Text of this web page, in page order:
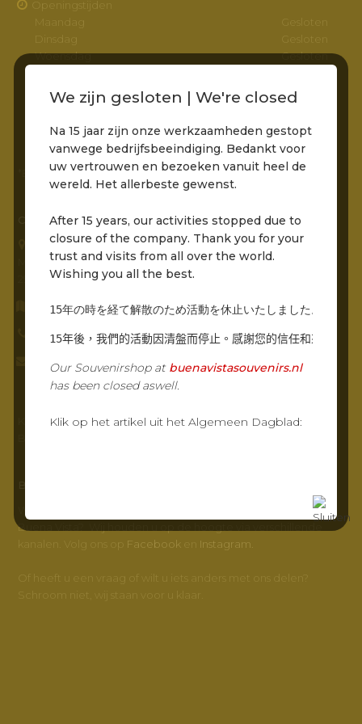
Openingstijden
Maandag
Gesloten
Dinsdag
Gesloten
Woensdag
Gesloten
Vrijdag
11:00 – 22:00
Zaterdag
11:00 – 22:00
*Entree via het pad naar de molens is bereikbaar
CONTACTGEGEVENS
Grandcafé Buena Vista B.V.
Molenstraat 230
2961 AR, Kinderdijk
Routebeschrijving opvragen
0786912485
info@grandcafebuenavista.nl
KvK-nr: 23032217
Wilt u meer weten en op de hoogte blijven van Grand Café
Buena Vista? Wij houden u op de hoogte via verschillende
kanalen. Volg ons op Facebook Instagram.
Of heeft u een vraag of wilt u iets anders met ons delen?
Schroom niet, wij staan voor u klaar.
We zijn gesloten | We're closed
Na 15 jaar zijn onze werkzaamheden gestopt
vanwege bedrijfsbeeindiging. Bedankt voor
uw vertrouwen en bezoeken vanuit heel de
wereld. Het allerbeste gewenst.
After 15 years, our activities stopped due to
closure of the company. Thank you for your
trust and visits from all over the world.
Wishing you all the best.
15年の時を経て解散のため活動を休止いたしました。世界
15年後，我們的活動因清盤而停止。感謝您的信任和來自世界
Our Souvenirshop at buenavistasouvenirs.nl
has been closed aswell.
Klik op het artikel uit het Algemeen Dagblad: